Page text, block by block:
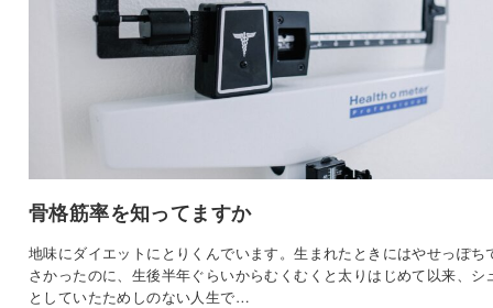
骨格筋率を知ってますか
地味にダイエットにとりくんでいます。生まれたときにはやせっぽち
さかったのに、生後半年ぐらいからむくむくと太りはじめて以来、シ
としていたためしのない人生で…